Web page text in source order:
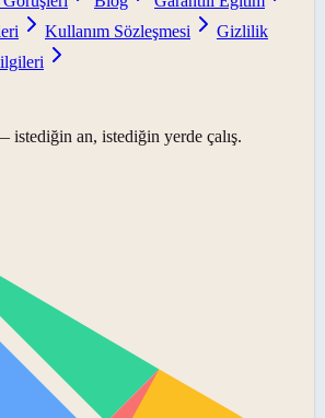
Kullanım Sözleşmesi
Gizlilik
istediğin an, istediğin yerde çalış.